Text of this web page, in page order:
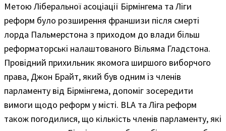
Метою Ліберальної асоціації Бірмінгема та Ліги
реформ було розширення франшизи після смерті
лорда Пальмерстона з приходом до влади більш
реформаторські налаштованого Вільяма Гладстона.
Провідний прихильник якомога ширшого виборчого
права, Джон Брайт, який був одним із членів
парламенту від Бірмінгема, допоміг зосередити
вимоги щодо реформ у місті. BLA та Ліга реформ
також погодилися, що кількість членів парламенту, які